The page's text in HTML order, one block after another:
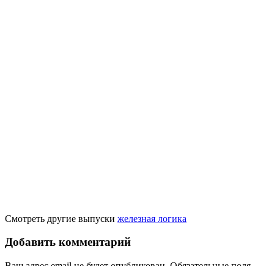
Смотреть другие выпуски железная логика
Добавить комментарий